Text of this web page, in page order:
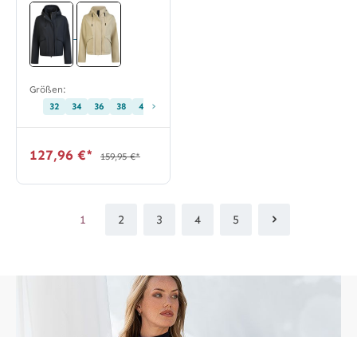
Größen:
32
34 36 38 40 ›
127,96 €* 159,95 €*
Seite
1
Seite
2
Seite
3
Seite
4
Seite
5